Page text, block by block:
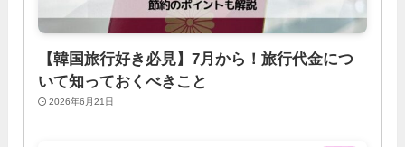
【韓国旅行好き必見】7月から！旅行代金につ
いて知っておくべきこと
2026年6月21日